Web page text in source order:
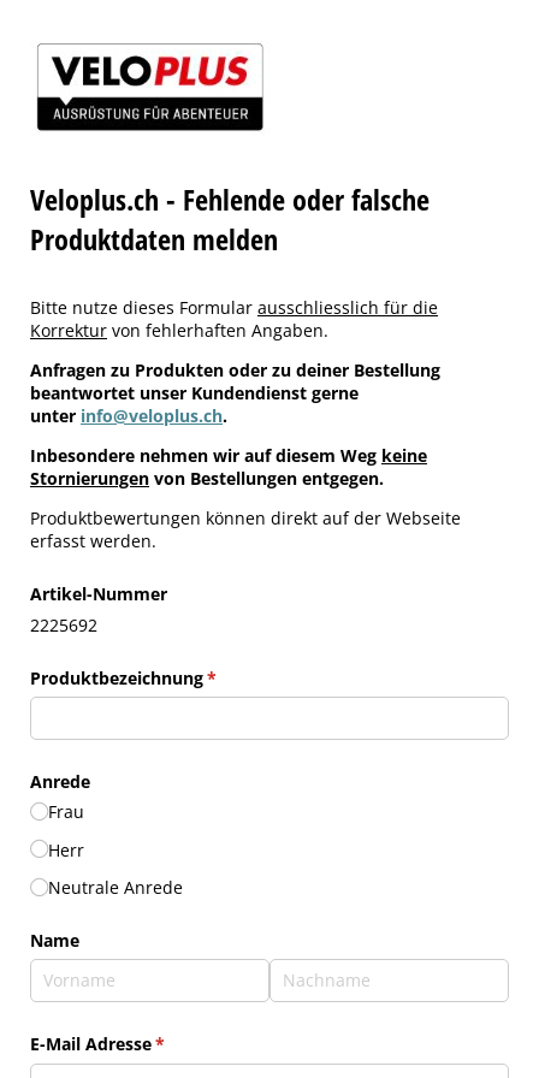
Veloplus.ch - Fehlende oder falsche
Produktdaten melden
Bitte nutze dieses Formular ausschliesslich für die
Korrektur von fehlerhaften Angaben.
Anfragen zu Produkten oder zu deiner Bestellung
beantwortet unser Kundendienst gerne
unter info@veloplus.ch.
Inbesondere nehmen wir auf diesem Weg keine
Stornierungen von Bestellungen entgegen.
Produktbewertungen können direkt auf der Webseite
erfasst werden.
Artikel-Nummer
2225692
Produktbezeichnung*
(erforderlich)
Anrede
Frau
Herr
Neutrale Anrede
Name
E-Mail Adresse*
(erforderlich)